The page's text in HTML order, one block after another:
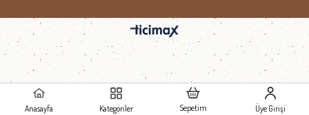
Anasayfa Kategoriler Sepetim Üye Girişi